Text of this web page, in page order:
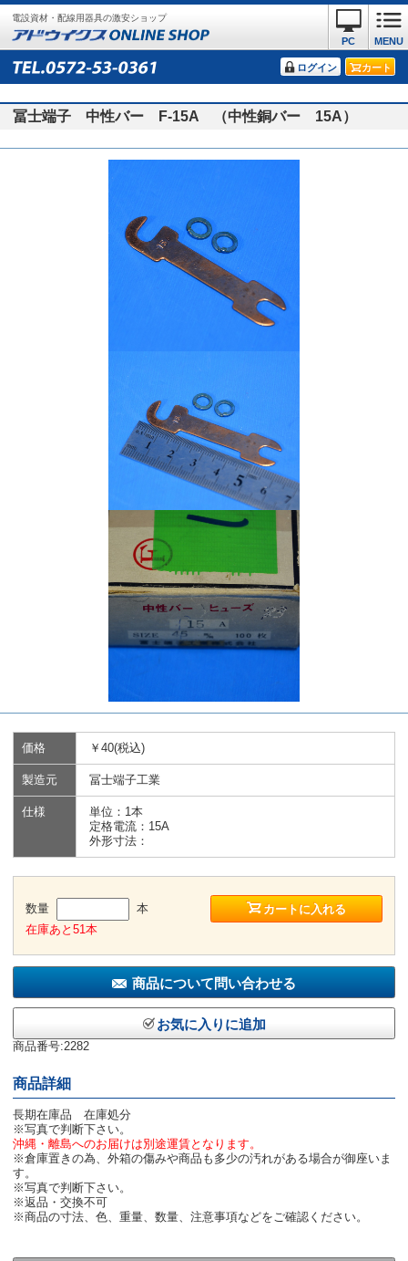
電設資材・配線用器具の激安ショップ
MENU
PC
ログイン カート
冨士端子 中性バー F-15A （中性銅バー 15A）
価格 ￥40(税込)
製造元 冨士端子工業
仕様
単位：1本
定格電流：15A
外形寸法：
数量
本
在庫あと51本
カートに入れる
商品について問い合わせる
お気に入りに追加
商品番号:2282
商品詳細
長期在庫品 在庫処分
※写真で判断下さい。
沖縄・離島へのお届けは別途運賃となります。
※倉庫置きの為、外箱の傷みや商品も多少の汚れがある場合が御座いま
す。
※写真で判断下さい。
※返品・交換不可
※商品の寸法、色、重量、数量、注意事項などをご確認ください。